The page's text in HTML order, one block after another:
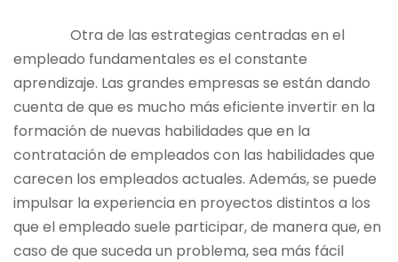
Otra de las estrategias centradas en el
empleado fundamentales es el constante
aprendizaje. Las grandes empresas se están dando
cuenta de que es mucho más eficiente invertir en la
formación de nuevas habilidades que en la
contratación de empleados con las habilidades que
carecen los empleados actuales. Además, se puede
impulsar la experiencia en proyectos distintos a los
que el empleado suele participar, de manera que, en
caso de que suceda un problema, sea más fácil